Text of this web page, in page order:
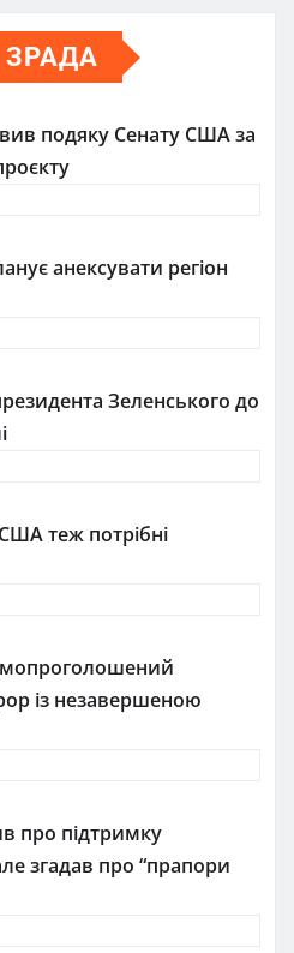
подяку Сенату США за
анексувати регіон
Зеленського до
теж потрібні
із незавершеною
про підтримку
згадав про “прапори